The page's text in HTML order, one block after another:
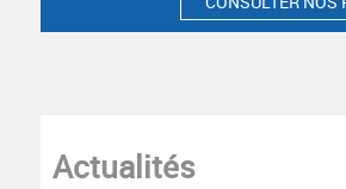
Actualités